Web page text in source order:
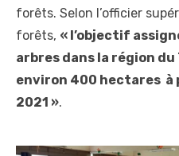
forêts. Selon l’officier
forêts, « l’objectif
arbres dans la région
environ 400 hectares à
2021 ».